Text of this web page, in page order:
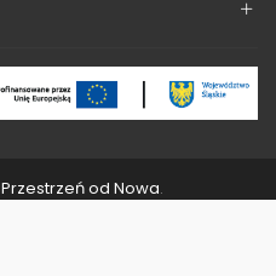
Przestrzeń od Nowa.